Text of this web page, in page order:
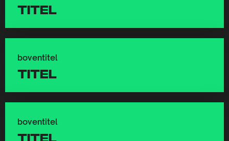
titel
boventitel
titel
boventitel
titel